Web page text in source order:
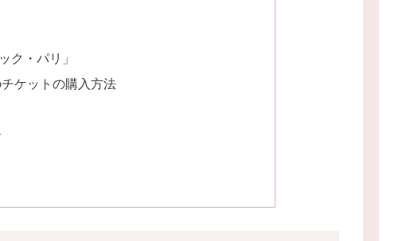
ク・パリ」
ケットの購入方法